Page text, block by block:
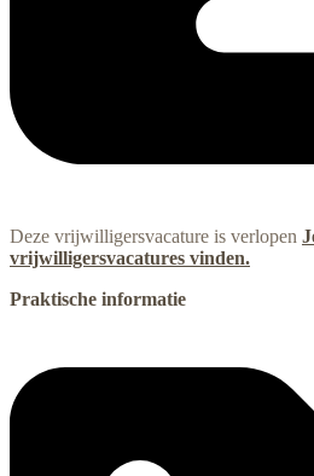
Deze vrijwilligersvacature is verlopen
vrijwilligersvacatures vinden.
Praktische informatie